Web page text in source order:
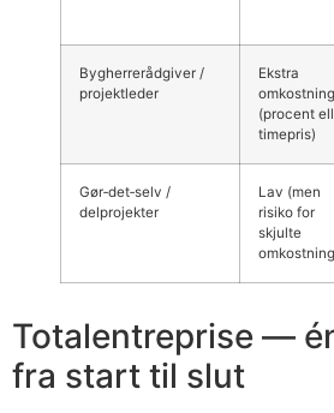
Bygherrerådgiver /
projektleder
Ekstra
omkostning
(procent
timepris)
Gør‑det‑selv /
delprojekter
Lav (men
risiko for
skjulte
Totalentreprise —
fra start til slut